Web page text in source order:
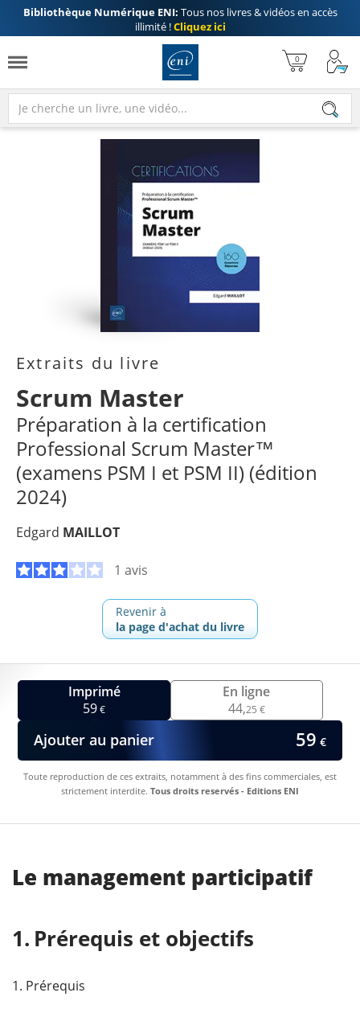
Bibliothèque Numérique ENI: Tous nos livres & vidéos en accès
illimité !Cliquez ici
Extraits du livre
Scrum Master
Préparation à la certification
Professional Scrum Master™
(examens PSM I et PSM II) (édition
2024)
Edgard MAILLOT
1 avis
Revenir à
la page d'achat du livre
Imprimé
59€
En ligne
44,25 €
Ajouter au panier 59 €
Toute reproduction de ces extraits, notamment à des fins commerciales, est
strictement interdite. Tous droits reservés - Editions ENI
Le management participatif
Prérequis et objectifs
1. Prérequis